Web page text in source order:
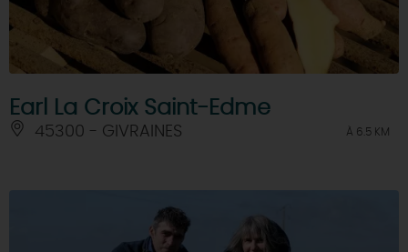
Earl La Croix Saint-Edme
45300 - GIVRAINES À 6.5 KM